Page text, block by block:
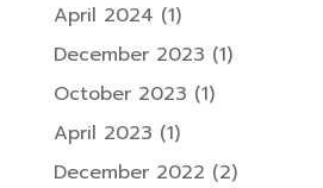
April 2024 (1)
December 2023 (1)
October 2023 (1)
April 2023 (1)
December 2022 (2)